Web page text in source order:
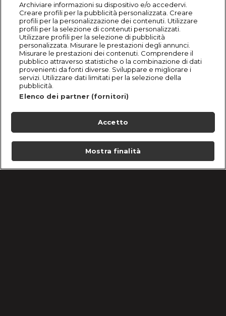
Archiviare informazioni su dispositivo e/o accedervi.
Creare profili per la pubblicità personalizzata. Creare
profili per la personalizzazione dei contenuti. Utilizzare
profili per la selezione di contenuti personalizzati.
Utilizzare profili per la selezione di pubblicità
personalizzata. Misurare le prestazioni degli annunci.
Misurare le prestazioni dei contenuti. Comprendere il
pubblico attraverso statistiche o la combinazione di dati
provenienti da fonti diverse. Sviluppare e migliorare i
servizi. Utilizzare dati limitati per la selezione della
pubblicità.
Elenco dei partner (fornitori)
Accetto
Mostra finalità